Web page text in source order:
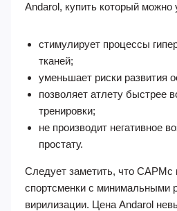
Andarol, купить который можно
стимулирует процессы
тканей;
уменьшает риски развития
позволяет атлету быстрее
тренировки;
не производит негативное
простату.
Следует заметить, что САРМс
спортсменки с минимальными
вирилизации. Цена Andarol